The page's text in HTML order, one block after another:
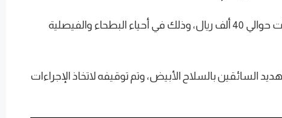
وبلغت قيمة ما استولى عليه المتهم من مقتنيات حوالي 40 ألف ريال، وذلك في أحياء البطحاء والفيصلية
من هذا النوع وبتهديد السائقين بالسلاح الأبيض، وتم توقيفه لاتخاذ الإجراءات